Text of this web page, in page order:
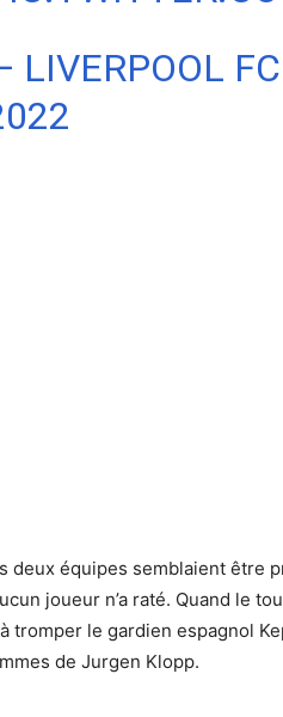
LIVERPOOL
deux équipes semblaient être
joueur n’a raté. Quand le
tromper le gardien espagnol
de Jurgen Klopp.